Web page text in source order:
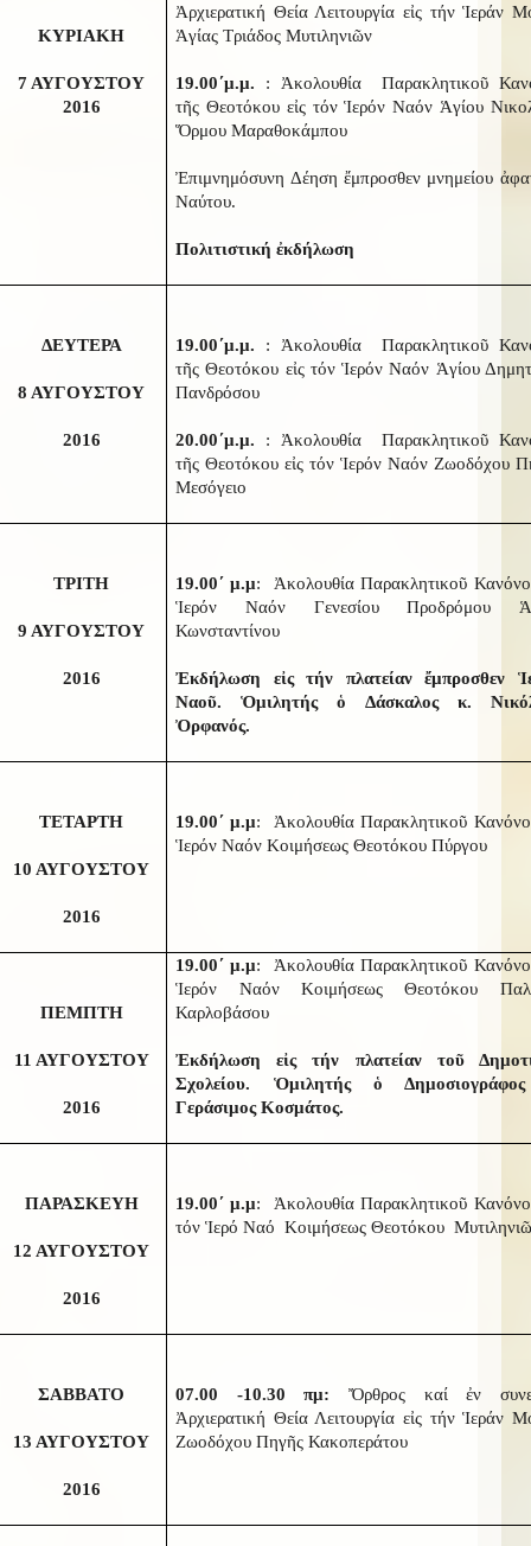
ΚΥΡΙΑΚΗ
7 ΑΥΓΟΥΣΤΟΥ
2016
Ἀρχιερατική Θεία Λειτουργία εἰς τήν Ἱεράν
Ἁγίας Τριάδος Μυτιληνιῶν
19.00΄μ.μ. : Ἀκολουθία Παρακλητικοῦ
τῆς Θεοτόκου εἰς τόν Ἱερόν Ναόν Ἁγίου
Ὅρμου Μαραθοκάμπου
Ἐπιμνημόσυνη Δέηση ἔμπροσθεν μνημείου
Ναύτου.
Πολιτιστική ἐκδήλωση
ΔΕΥΤΕΡΑ
8 ΑΥΓΟΥΣΤΟΥ
2016
19.00΄μ.μ. : Ἀκολουθία Παρακλητικοῦ
τῆς Θεοτόκου εἰς τόν Ἱερόν Ναόν Ἁγίου
Πανδρόσου
20.00΄μ.μ. : Ἀκολουθία Παρακλητικοῦ
τῆς Θεοτόκου εἰς τόν Ἱερόν Ναόν Ζωοδόχου
Μεσόγειο
ΤΡΙΤΗ
9 ΑΥΓΟΥΣΤΟΥ
2016
19.00΄ μ.μ: Ἀκολουθία Παρακλητικοῦ
Ἱερόν Ναόν Γενεσίου Προδρόμου
Κωνσταντίνου
Ἐκδήλωση εἰς τήν πλατείαν ἔμπροσθεν
Ναοῦ. Ὁμιλητής ὁ Δάσκαλος κ.
Ὀρφανός.
ΤΕΤΑΡΤΗ
10 ΑΥΓΟΥΣΤΟΥ
2016
19.00΄ μ.μ: Ἀκολουθία Παρακλητικοῦ
Ἱερόν Ναόν Κοιμήσεως Θεοτόκου Πύργου
ΠΕΜΠΤΗ
11 ΑΥΓΟΥΣΤΟΥ
2016
19.00΄ μ.μ: Ἀκολουθία Παρακλητικοῦ
Ἱερόν Ναόν Κοιμήσεως Θεοτόκου
Καρλοβάσου
Ἐκδήλωση εἰς τήν πλατείαν τοῦ
Σχολείου. Ὁμιλητής ὁ
Γεράσιμος Κοσμάτος.
ΠΑΡΑΣΚΕΥΗ
12 ΑΥΓΟΥΣΤΟΥ
2016
19.00΄ μ.μ: Ἀκολουθία Παρακλητικοῦ
τόν Ἱερό Ναό Κοιμήσεως Θεοτόκου
ΣΑΒΒΑΤΟ
13 ΑΥΓΟΥΣΤΟΥ
2016
07.00 -10.30 πμ: Ὄρθρος καί ἐν
Ἀρχιερατική Θεία Λειτουργία εἰς τήν Ἱεράν
Ζωοδόχου Πηγῆς Κακοπεράτου